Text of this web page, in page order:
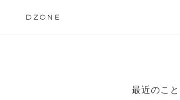
DZONE
最近のこと